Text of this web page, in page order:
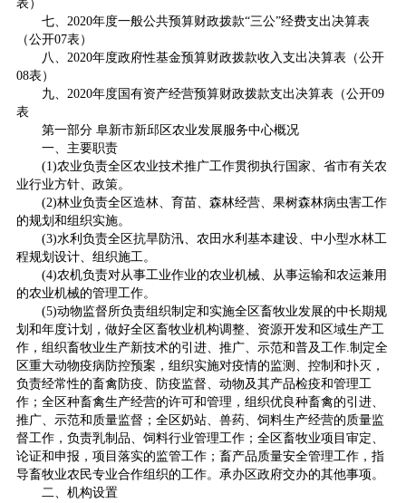
表）
七、2020年度一般公共预算财政拨款“三公”经费支出决算表
（公开07表）
八、2020年度政府性基金预算财政拨款收入支出决算表（公开
08表）
九、2020年度国有资产经营预算财政拨款支出决算表（公开09
表
第一部分 阜新市新邱区农业发展服务中心概况
一、主要职责
(1)农业负责全区农业技术推广工作贯彻执行国家、省市有关农
业行业方针、政策。
(2)林业负责全区造林、育苗、森林经营、果树森林病虫害工作
的规划和组织实施。
(3)水利负责全区抗旱防汛、农田水利基本建设、中小型水林工
程规划设计、组织施工。
(4)农机负责对从事工业作业的农业机械、从事运输和农运兼用
的农业机械的管理工作。
(5)动物监督所负责组织制定和实施全区畜牧业发展的中长期规
划和年度计划，做好全区畜牧业机构调整、资源开发和区域生产工
作，组织畜牧业生产新技术的引进、推广、示范和普及工作.制定全
区重大动物疫病防控预案，组织实施对疫情的监测、控制和扑灭，
负责经常性的畜禽防疫、防疫监督、动物及其产品检疫和管理工
作；全区种畜禽生产经营的许可和管理，组织优良种畜禽的引进、
推广、示范和质量监督；全区奶站、兽药、饲料生产经营的质量监
督工作，负责乳制品、饲料行业管理工作；全区畜牧业项目审定、
论证和申报，项目落实的监管工作；畜产品质量安全管理工作，指
导畜牧业农民专业合作组织的工作。承办区政府交办的其他事项。
二、机构设置